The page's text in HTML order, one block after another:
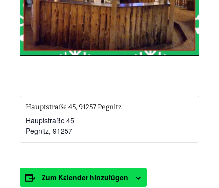
Hauptstraße 45, 91257 Pegnitz
Hauptstraße 45
Pegnitz, 91257
Zum Kalender hinzufügen